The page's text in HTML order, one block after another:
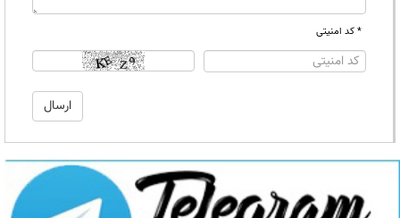
* کد امنیتی